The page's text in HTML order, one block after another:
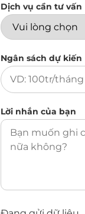
Dịch vụ cần tư vấn
Ngân sách dự kiến
Lời nhắn của bạn